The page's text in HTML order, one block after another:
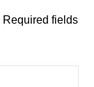
Required fields